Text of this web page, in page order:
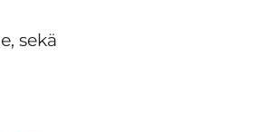
sekä